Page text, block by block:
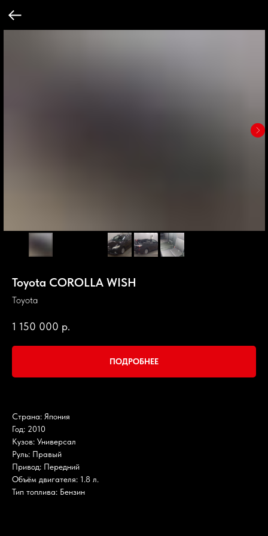
Toyota COROLLA WISH
Toyota
1 150 000 р.
ПОДРОБНЕЕ
Страна: Япония
Год: 2010
Кузов: Универсал
Руль: Правый
Привод: Передний
Объём двигателя: 1.8 л.
Тип топлива: Бензин